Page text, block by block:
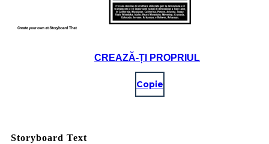
CREAZĂ-ȚI PROPRIUL
Copie
Storyboard Text